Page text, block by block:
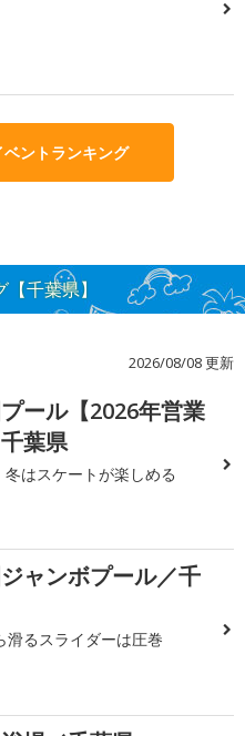
ントランキング
千葉県】
2026/08/08 更新
ール【2026年営業
葉県
冬はスケートが楽しめる
ャンボプール／千
滑るスライダーは圧巻